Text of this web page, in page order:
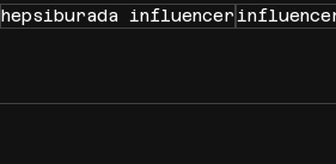
hepsiburada influencer